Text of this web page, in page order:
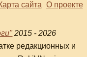
О проекте
сайта
2015 - 2026
редакционных и